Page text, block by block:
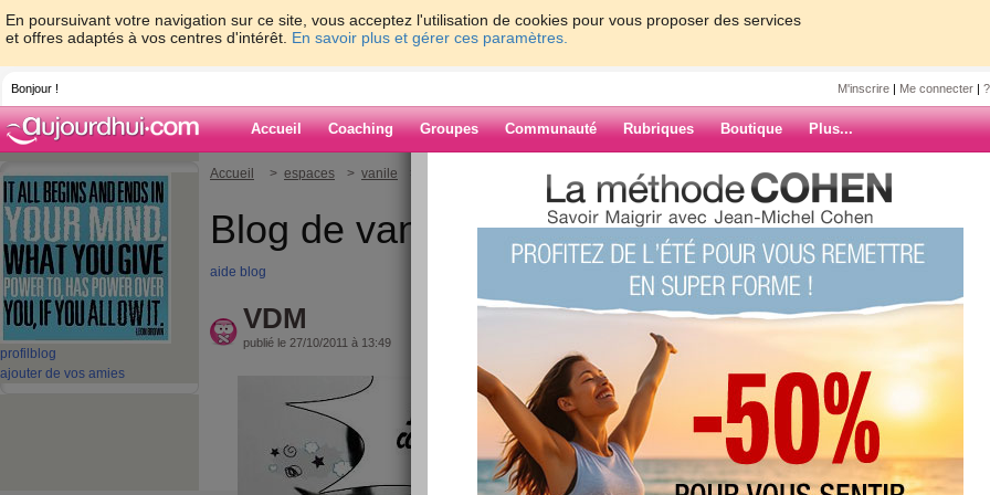
En poursuivant votre navigation sur ce site, vous acceptez l'utilisation de cookies pour vous proposer des services
et offres adaptés à vos centres d'intérêt. En savoir plus et gérer ces paramètres.
Bonjour ! M'inscrire | Me connecter |
Accueil Coaching Groupes Communauté Rubriques Boutique Plus...
profil blog
ajouter de vos amies
Accueil > espaces > vanile
Blog de vanile
aide blog
VDM
publié le 27/10/2011 à 13:49
ARCHIVES